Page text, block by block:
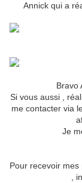
Annick qui a
Bravo
Si vous aussi ,
me contacter via
Je
Pour recevoir
,